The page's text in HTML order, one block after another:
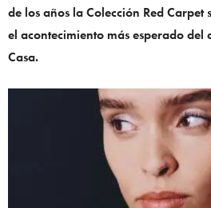
de los años la Colección Red
el acontecimiento más esperado
Casa.